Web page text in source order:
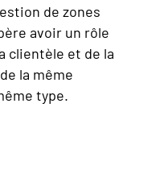
de zones
avoir un rôle
clientèle et de la
la même
type.